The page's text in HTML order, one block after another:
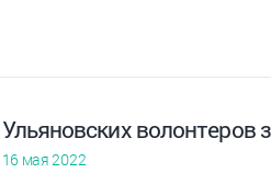
Ульяновских
16 мая 2022